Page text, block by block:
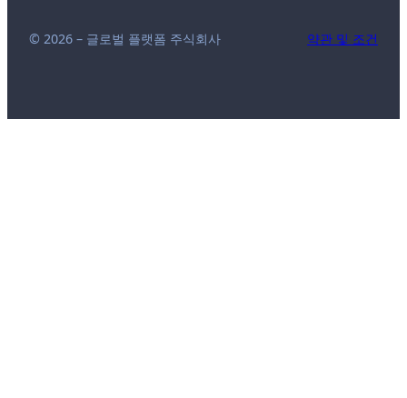
© 2026 – 글로벌 플랫폼 주식회사 약관 및 조건